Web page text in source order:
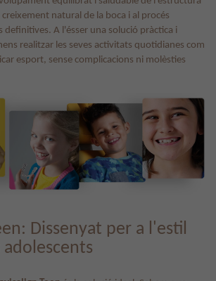
natural de la boca i al procés
definitives. A l'ésser una solució pràctica i
realitzar les seves activitats quotidianes com
esport, sense complicacions ni molèsties
Dissenyat per a l'estil